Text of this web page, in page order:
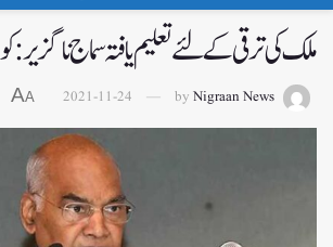
ملک کی ترقی کے لئے تعلیم یافتہ سماج
by Nigraan News
2021-11-24
A
A